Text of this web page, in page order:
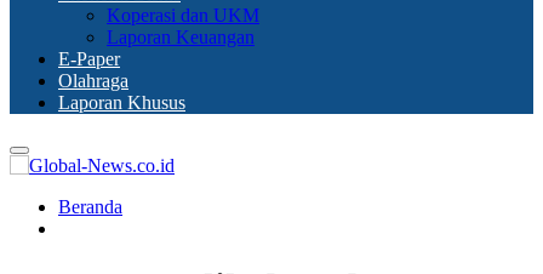
Koperasi dan UKM
Laporan Keuangan
E-Paper
Olahraga
Laporan Khusus
Primary
Menu
Beranda